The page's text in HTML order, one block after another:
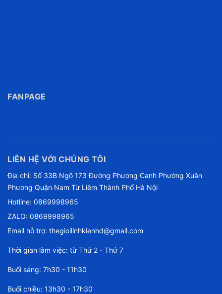
FANPAGE
LIÊN HỆ VỚI CHÚNG TÔI
Địa chỉ: Số 33B Ngõ 173 Đường Phương Canh Phường Xuân
Phương Quận Nam Từ Liêm Thành Phố Hà Nội
Hotline: 0869998965
ZALO: 0869998965
Email hỗ trợ: thegioilinhkienhd@gmail.com
Thời gian làm việc: từ Thứ 2 - Thứ 7
Buổi sáng: 7h30 - 11h30
Buổi chiều: 13h30 - 17h30